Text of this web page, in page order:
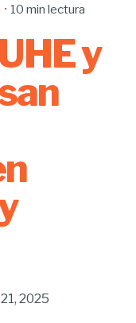
10 min lectura
y
2025